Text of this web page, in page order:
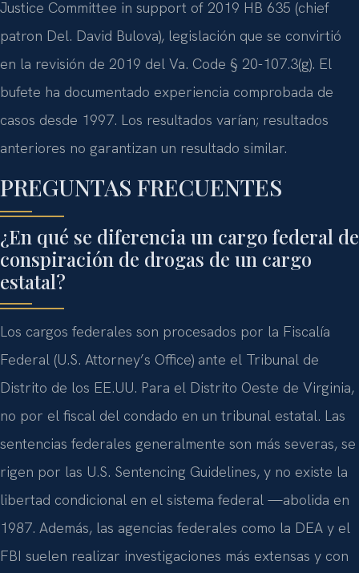
Justice Committee in support of 2019 HB 635 (chief
patron Del. David Bulova), legislación que se convirtió
en la revisión de 2019 del Va. Code § 20-107.3(g). El
bufete ha documentado experiencia comprobada de
casos desde 1997. Los resultados varían; resultados
anteriores no garantizan un resultado similar.
PREGUNTAS FRECUENTES
¿En qué se diferencia un cargo federal de
conspiración de drogas de un cargo
estatal?
Los cargos federales son procesados por la Fiscalía
Federal (U.S. Attorney’s Office) ante el Tribunal de
Distrito de los EE.UU. Para el Distrito Oeste de Virginia,
no por el fiscal del condado en un tribunal estatal. Las
sentencias federales generalmente son más severas, se
rigen por las U.S. Sentencing Guidelines, y no existe la
libertad condicional en el sistema federal —abolida en
1987. Además, las agencias federales como la DEA y el
FBI suelen realizar investigaciones más extensas y con